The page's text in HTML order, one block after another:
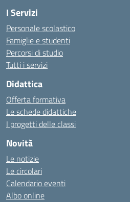
I Servizi
Personale scolastico
Famiglie e studenti
Percorsi di studio
Tutti i servizi
Didattica
Offerta formativa
Le schede didattiche
I progetti delle classi
Novità
Le notizie
Le circolari
Calendario eventi
Albo online